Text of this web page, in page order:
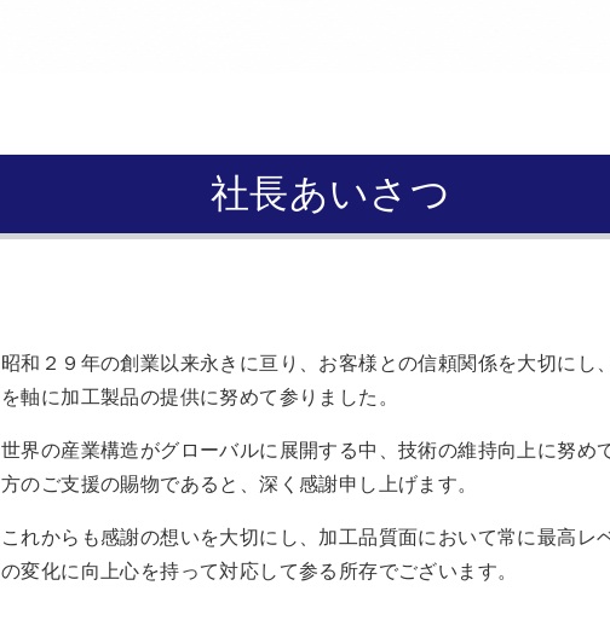
社長あいさつ
昭和２９年の創業以来永きに亘り、お客様との信頼関係を大切にし
を軸に加工製品の提供に努めて参りました。
世界の産業構造がグローバルに展開する中、技術の維持向上に努め
方のご支援の賜物であると、深く感謝申し上げます。
これからも感謝の想いを大切にし、加工品質面において常に最高
の変化に向上心を持って対応して参る所存でございます。